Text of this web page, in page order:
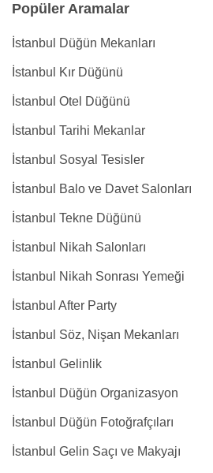
Popüler Aramalar
İstanbul Düğün Mekanları
İstanbul Kır Düğünü
İstanbul Otel Düğünü
İstanbul Tarihi Mekanlar
İstanbul Sosyal Tesisler
İstanbul Balo ve Davet Salonları
İstanbul Tekne Düğünü
İstanbul Nikah Salonları
İstanbul Nikah Sonrası Yemeği
İstanbul After Party
İstanbul Söz, Nişan Mekanları
İstanbul Gelinlik
İstanbul Düğün Organizasyon
İstanbul Düğün Fotoğrafçıları
İstanbul Gelin Saçı ve Makyajı